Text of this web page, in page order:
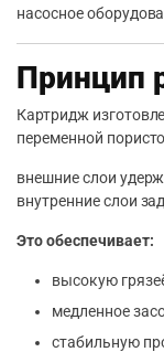
насосное
Принцип
Картридж
переменной
внешние слои
внутренние слои
Это обеспечивает:
высокую
медленное
стабильную